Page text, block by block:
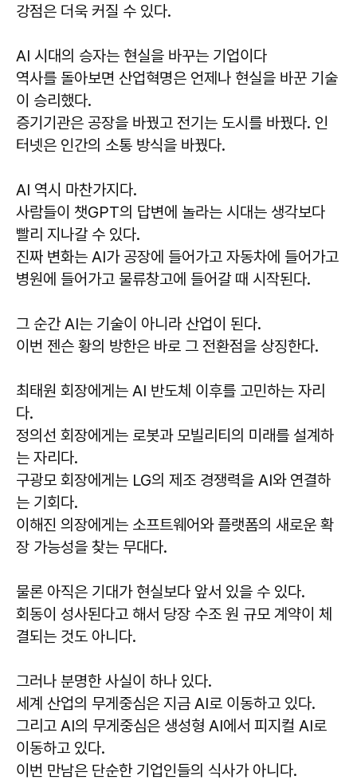
강점은 더욱 커질 수 있다.
AI 시대의 승자는 현실을 바꾸는 기업이다
역사를 돌아보면 산업혁명은 언제나 현실을 바꾼 기술
이 승리했다.
증기기관은 공장을 바꿨고 전기는 도시를 바꿨다. 인
터넷은 인간의 소통 방식을 바꿨다.
AI 역시 마찬가지다.
사람들이 챗GPT의 답변에 놀라는 시대는 생각보다
빨리 지나갈 수 있다.
진짜 변화는 AI가 공장에 들어가고 자동차에 들어가고
병원에 들어가고 물류창고에 들어갈 때 시작된다.
그 순간 AI는 기술이 아니라 산업이 된다.
이번 젠슨 황의 방한은 바로 그 전환점을 상징한다.
최태원 회장에게는 AI 반도체 이후를 고민하는 자리
다.
정의선 회장에게는 로봇과 모빌리티의 미래를 설계하
는 자리다.
구광모 회장에게는 LG의 제조 경쟁력을 AI와 연결하
는 기회다.
이해진 의장에게는 소프트웨어와 플랫폼의 새로운 확
장 가능성을 찾는 무대다.
물론 아직은 기대가 현실보다 앞서 있을 수 있다.
회동이 성사된다고 해서 당장 수조 원 규모 계약이 체
결되는 것도 아니다.
그러나 분명한 사실이 하나 있다.
세계 산업의 무게중심은 지금 AI로 이동하고 있다.
그리고 AI의 무게중심은 생성형 AI에서 피지컬 AI로
이동하고 있다.
이번 만남은 단순한 기업인들의 식사가 아니다.